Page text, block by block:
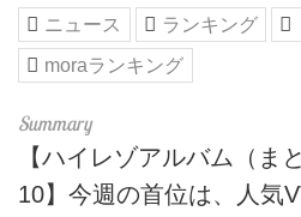
ニュース ランキング
moraランキング
【ハイレゾアルバム（ま
10】今週の首位は、人気